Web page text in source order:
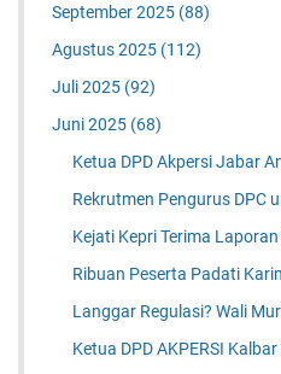
September 2025 (88)
Agustus 2025 (112)
Juli 2025 (92)
Juni 2025 (68)
Ketua DPD Akpersi Jabar
Rekrutmen Pengurus DPC
Kejati Kepri Terima
Ribuan Peserta Padati
Langgar Regulasi? Wali
Ketua DPD AKPERSI